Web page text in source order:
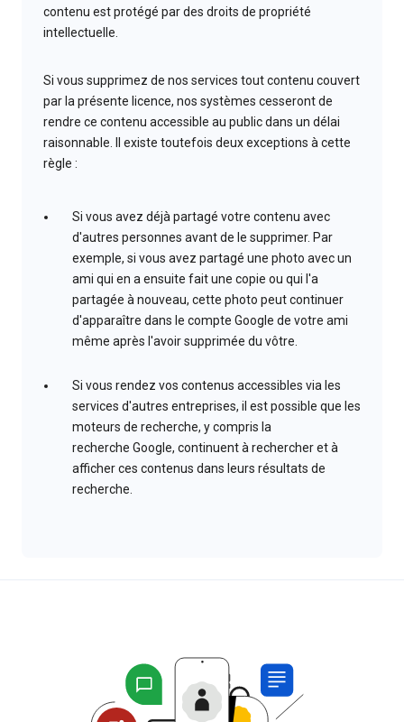
contenu est protégé par des droits de propriété
intellectuelle.
Si vous supprimez de nos services tout contenu couvert
par la présente licence, nos systèmes cesseront de
rendre ce contenu accessible au public dans un délai
raisonnable. Il existe toutefois deux exceptions à cette
règle :
Si vous avez déjà partagé votre contenu avec
d'autres personnes avant de le supprimer. Par
exemple, si vous avez partagé une photo avec un
ami qui en a ensuite fait une copie ou qui l'a
partagée à nouveau, cette photo peut continuer
d'apparaître dans le compte Google de votre ami
même après l'avoir supprimée du vôtre.
Si vous rendez vos contenus accessibles via les
services d'autres entreprises, il est possible que les
moteurs de recherche, y compris la
recherche Google, continuent à rechercher et à
afficher ces contenus dans leurs résultats de
recherche.